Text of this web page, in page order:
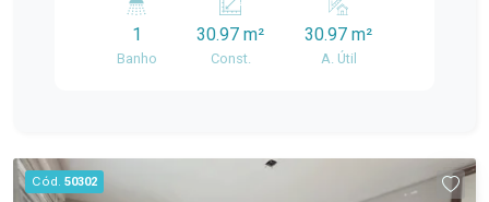
imóvel reúne modernidade, excelente iluminação
natural e versatilidade, proporcionando o
ambiente perfeito para empresas que desejam
1
Banho
30.97 m²
Const.
30.97 m²
A. Útil
Cód. 50302